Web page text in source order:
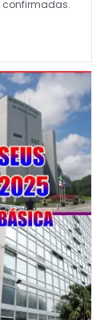
confirmadas.